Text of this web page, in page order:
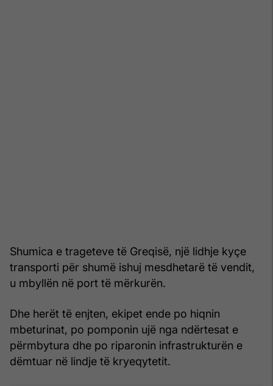
Shumica e trageteve të Greqisë, një lidhje kyçe
transporti për shumë ishuj mesdhetarë të vendit,
u mbyllën në port të mërkurën.
Dhe herët të enjten, ekipet ende po hiqnin
mbeturinat, po pomponin ujë nga ndërtesat e
përmbytura dhe po riparonin infrastrukturën e
dëmtuar në lindje të kryeqytetit.